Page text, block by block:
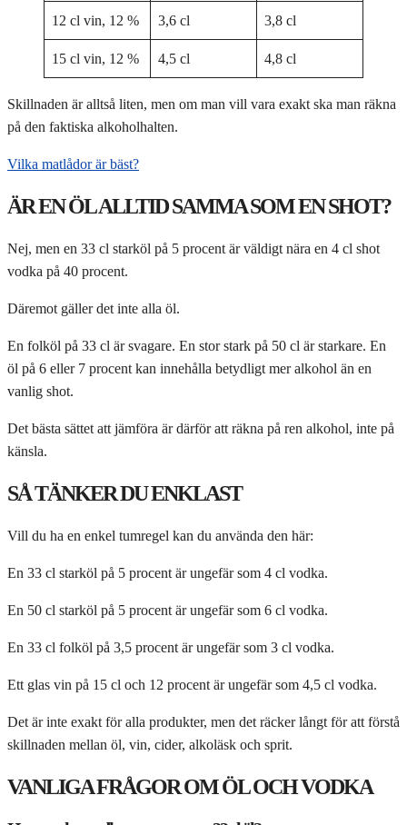
12 cl vin, 12 % 3,6 cl 3,8 cl
15 cl vin, 12 % 4,5 cl 4,8 cl
Skillnaden är alltså liten, men om man vill vara exakt ska man räkna
på den faktiska alkoholhalten.
Vilka matlådor är bäst?
ÄR EN ÖL ALLTID SAMMA SOM EN SHOT?
Nej, men en 33 cl starköl på 5 procent är väldigt nära en 4 cl shot
vodka på 40 procent.
Däremot gäller det inte alla öl.
En folköl på 33 cl är svagare. En stor stark på 50 cl är starkare. En
öl på 6 eller 7 procent kan innehålla betydligt mer alkohol än en
vanlig shot.
Det bästa sättet att jämföra är därför att räkna på ren alkohol, inte på
känsla.
SÅ TÄNKER DU ENKLAST
Vill du ha en enkel tumregel kan du använda den här:
En 33 cl starköl på 5 procent är ungefär som 4 cl vodka.
En 50 cl starköl på 5 procent är ungefär som 6 cl vodka.
En 33 cl folköl på 3,5 procent är ungefär som 3 cl vodka.
Ett glas vin på 15 cl och 12 procent är ungefär som 4,5 cl vodka.
Det är inte exakt för alla produkter, men det räcker långt för att förstå
skillnaden mellan öl, vin, cider, alkoläsk och sprit.
VANLIGA FRÅGOR OM ÖL OCH VODKA